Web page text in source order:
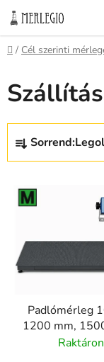
Ugrás
fő
tartalomhoz
Kezdőlap
/ Cél szerinti
T
e
r
m
k
Sorrend:
é
Padlómérleg
1200 mm,
hitelesített
Raktáron